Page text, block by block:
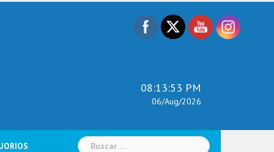
08:13:54 PM
06/Aug/2026
Buscar: